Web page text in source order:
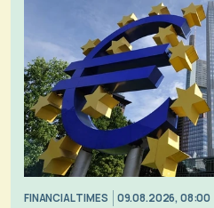
FINANCIAL TIMES 09.08.2026, 08:00